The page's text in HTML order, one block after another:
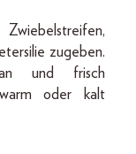
zugeben.
und frisch
oder kalt